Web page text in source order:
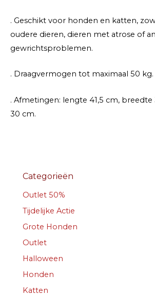
. Geschikt voor honden en katten,
oudere dieren, dieren met atrose of
gewrichtsproblemen.
. Draagvermogen tot maximaal 50 kg.
. Afmetingen: lengte 41,5 cm,
30 cm.
Categorieën
Outlet 50%
Tijdelijke Actie
Grote Honden
Outlet
Halloween
Honden
Katten